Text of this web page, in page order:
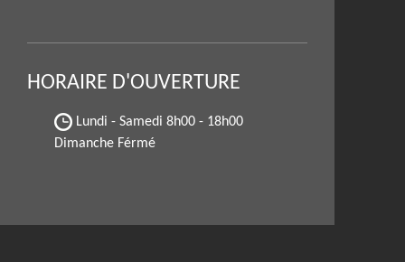
HORAIRE D'OUVERTURE
Lundi - Samedi 8h00 - 18h00
Dimanche Férmé